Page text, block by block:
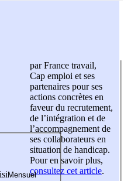
par France travail,
Cap emploi et ses
partenaires pour ses
actions concrètes en
faveur du recrutement,
de l’intégration et de
l’accompagnement de
ses collaborateurs en
situation de handicap.
Pour en savoir plus,
consultez cet article.